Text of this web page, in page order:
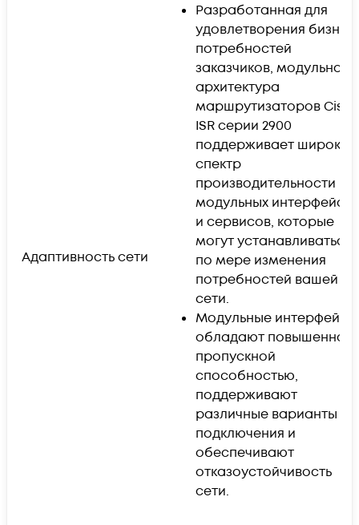
Адаптивность сети
Разработанная для
удовлетворения
потребностей
заказчиков, модульная
архитектура
маршрутизаторов Cisco
ISR серии 2900
поддерживает широкий
спектр
производительности
модульных
и сервисов, которые
могут устанавливаться
по мере изменения
потребностей вашей
сети.
Модульные интерфейсы
обладают повышенной
пропускной
способностью,
поддерживают
различные варианты
подключения и
обеспечивают
отказоустойчивость
сети.